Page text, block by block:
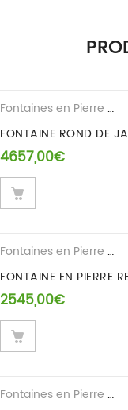
possibilité de laisser un
Fontaines en Pierre Reconstituee
FONTAINE ROND DE
4657,00€
Fontaines en Pierre Reconstituee
FONTAINE EN PIERRE
2545,00€
Fontaines en Pierre Reconstituee